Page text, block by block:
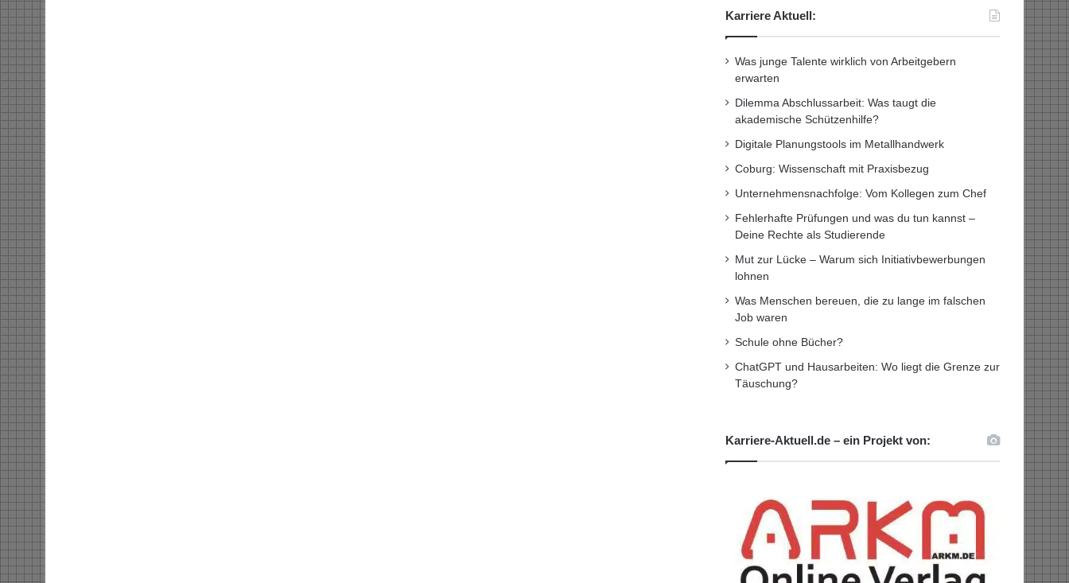
Karriere Aktuell:
Was junge Talente wirklich von Arbeitgebern
erwarten
Dilemma Abschlussarbeit: Was taugt die
akademische Schützenhilfe?
Digitale Planungstools im Metallhandwerk
Coburg: Wissenschaft mit Praxisbezug
Unternehmensnachfolge: Vom Kollegen zum Chef
Fehlerhafte Prüfungen und was du tun kannst –
Deine Rechte als Studierende
Mut zur Lücke – Warum sich Initiativbewerbungen
lohnen
Was Menschen bereuen, die zu lange im falschen
Job waren
Schule ohne Bücher?
ChatGPT und Hausarbeiten: Wo liegt die Grenze zur
Täuschung?
Karriere-Aktuell.de – ein Projekt von: